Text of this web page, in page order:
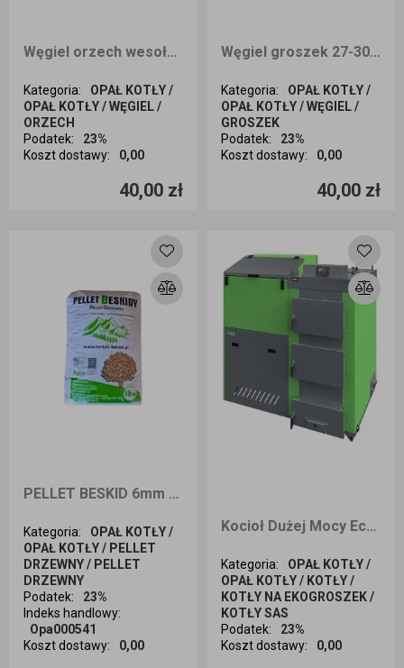
Węgiel orzech wesoła PLUS 27-30 MJ/KG 25kg ODBIÓR OSOBISTY
Kategoria:
OPAŁ KOTŁY /
OPAŁ KOTŁY / WĘGIEL /
ORZECH
Podatek:
23%
Koszt dostawy: 0,00
40,00 zł
Ilość sztuk
Węgiel groszek 27-30 MJ/KG wesoła PLUS 25kg ODBIÓR OSOBISTY
Kategoria:
OPAŁ KOTŁY /
OPAŁ KOTŁY / WĘGIEL /
GROSZEK
Podatek:
23%
Koszt dostawy: 0,00
40,00 zł
Ilość sztuk
PELLET BESKID 6mm 15kg - Odbiór osobisty
Kategoria:
OPAŁ KOTŁY /
OPAŁ KOTŁY / PELLET
DRZEWNY / PELLET
DRZEWNY
Podatek:
23%
Indeks handlowy:
Opa000541
Koszt dostawy: 0,00
Ilość sztuk
Kocioł Dużej Mocy EcoDesign SAS SOLID 200kW na węgiel kamienny
Kategoria:
OPAŁ KOTŁY /
OPAŁ KOTŁY / KOTŁY /
KOTŁY NA EKOGROSZEK /
KOTŁY SAS
Podatek:
23%
Koszt dostawy: 0,00
Ilość sztuk